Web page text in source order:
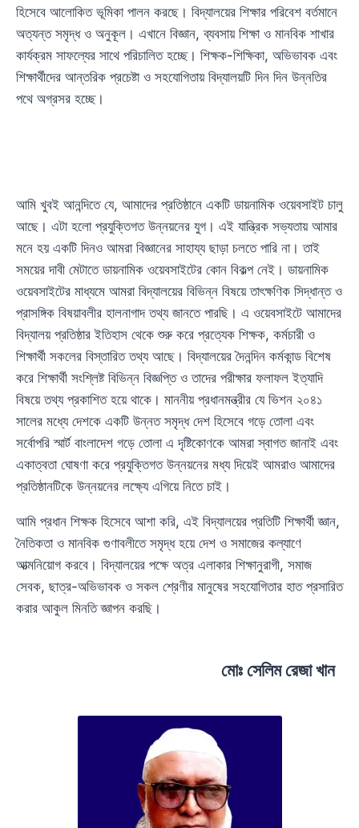
হিসেবে আলোকিত ভূমিকা পালন করছে। বিদ্যালয়ের শিক্ষার পরিবেশ বর্তমানে
অত্যন্ত সমৃদ্ধ ও অনুকূল। এখানে বিজ্ঞান, ব্যবসায় শিক্ষা ও মানবিক শাখার
কার্যক্রম সাফল্যের সাথে পরিচালিত হচ্ছে। শিক্ষক-শিক্ষিকা, অভিভাবক এবং
শিক্ষার্থীদের আন্তরিক প্রচেষ্টা ও সহযোগিতায় বিদ্যালয়টি দিন দিন উন্নতির
পথে অগ্রসর হচ্ছে।
আমি খুবই আনন্দিতে যে, আমাদের প্রতিষ্ঠানে একটি ডায়নামিক ওয়েবসাইট চালু
আছে। এটা হলো প্রযুক্তিগত উন্নয়নের যুগ। এই যান্ত্রিক সভ্যতায় আমার
মনে হয় একটি দিনও আমরা বিজ্ঞানের সাহায্য ছাড়া চলতে পারি না। তাই
সময়ের দাবী মেটাতে ডায়নামিক ওয়েবসাইটের কোন বিকল্প নেই। ডায়নামিক
ওয়েবসাইটের মাধ্যমে আমরা বিদ্যালয়ের বিভিন্ন বিষয়ে তাৎক্ষণিক সিদ্ধান্ত ও
প্রাসঙ্গিক বিষয়াবলীর হালনাগাদ তথ্য জানতে পারছি। এ ওয়েবসাইটে আমাদের
বিদ্যালয় প্রতিষ্ঠার ইতিহাস থেকে শুরু করে প্রত্যেক শিক্ষক, কর্মচারী ও
শিক্ষার্থী সকলের বিস্তারিত তথ্য আছে। বিদ্যালয়ের দৈনন্দিন কর্মকান্ড বিশেষ
করে শিক্ষার্থী সংশ্লিষ্ট বিভিন্ন বিজ্ঞপ্তি ও তাদের পরীক্ষার ফলাফল ইত্যাদি
বিষয়ে তথ্য প্রকাশিত হয়ে থাকে। মাননীয় প্রধানমন্ত্রীর যে ভিশন ২০৪১
সালের মধ্যে দেশকে একটি উন্নত সমৃদ্ধ দেশ হিসেবে গড়ে তোলা এবং
সর্বোপরি স্মার্ট বাংলাদেশ গড়ে তোলা এ দৃষ্টিকোণকে আমরা স্বাগত জানাই এবং
একাত্বতা ঘোষণা করে প্রযুক্তিগত উন্নয়নের মধ্য দিয়েই আমরাও আমাদের
প্রতিষ্ঠানটিকে উন্নয়নের লক্ষ্যে এগিয়ে নিতে চাই।
আমি প্রধান শিক্ষক হিসেবে আশা করি, এই বিদ্যালয়ের প্রতিটি শিক্ষার্থী জ্ঞান,
নৈতিকতা ও মানবিক গুণাবলীতে সমৃদ্ধ হয়ে দেশ ও সমাজের কল্যাণে
আত্মনিয়োগ করবে। বিদ্যালয়ের পক্ষে অত্র এলাকার শিক্ষানুরাগী, সমাজ
সেবক, ছাত্র-অভিভাবক ও সকল শ্রেণীর মানুষের সহযোগিতার হাত প্রসারিত
করার আকুল মিনতি জ্ঞাপন করছি।
মসলমরজখন